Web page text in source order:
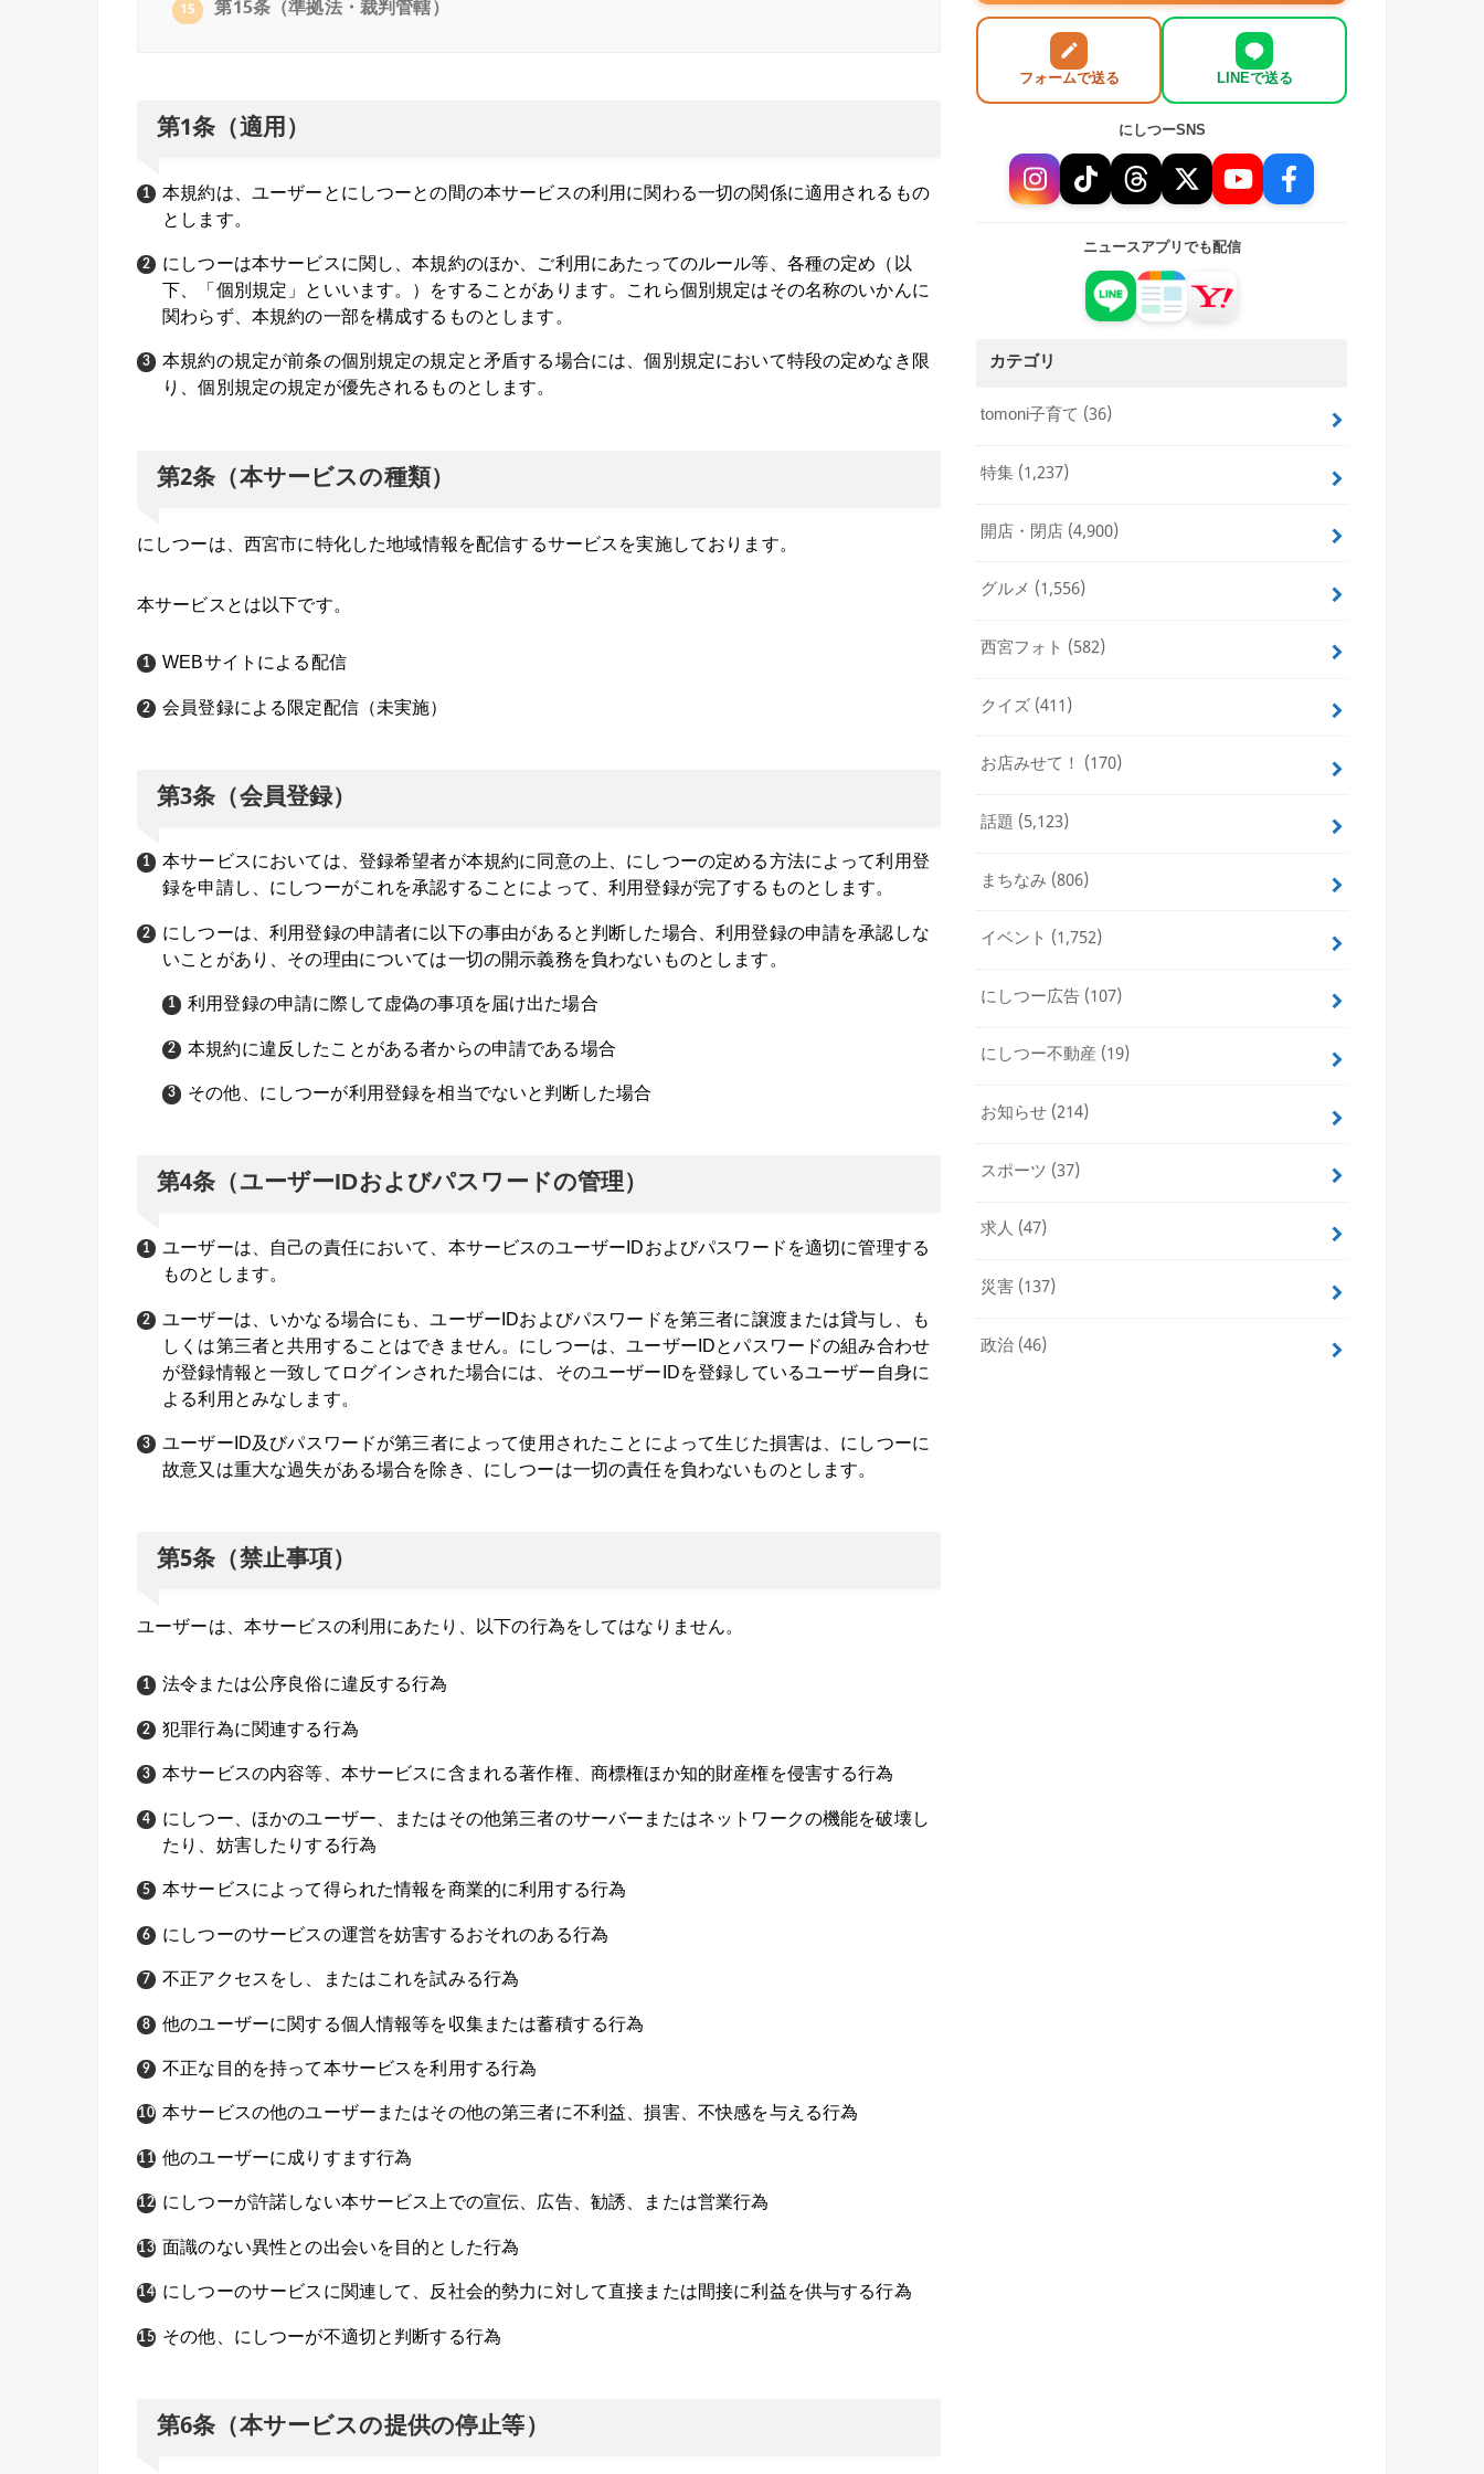
15 第15条（準拠法・裁判管轄）
第1条（適用）
本規約は、ユーザーとにしつーとの間の本サービスの利用に関わる一切の関係に適用されるもの
とします。
にしつーは本サービスに関し、本規約のほか、ご利用にあたってのルール等、各種の定め（以
下、「個別規定」といいます。）をすることがあります。これら個別規定はその名称のいかんに
関わらず、本規約の一部を構成するものとします。
本規約の規定が前条の個別規定の規定と矛盾する場合には、個別規定において特段の定めなき限
り、個別規定の規定が優先されるものとします。
第2条（本サービスの種類）
にしつーは、西宮市に特化した地域情報を配信するサービスを実施しております。
本サービスとは以下です。
WEBサイトによる配信
会員登録による限定配信（未実施）
第3条（会員登録）
本サービスにおいては、登録希望者が本規約に同意の上、にしつーの定める方法によって利用登
録を申請し、にしつーがこれを承認することによって、利用登録が完了するものとします。
にしつーは、利用登録の申請者に以下の事由があると判断した場合、利用登録の申請を承認しな
いことがあり、その理由については一切の開示義務を負わないものとします。
利用登録の申請に際して虚偽の事項を届け出た場合
本規約に違反したことがある者からの申請である場合
その他、にしつーが利用登録を相当でないと判断した場合
第4条（ユーザーIDおよびパスワードの管理）
ユーザーは、自己の責任において、本サービスのユーザーIDおよびパスワードを適切に管理する
ものとします。
ユーザーは、いかなる場合にも、ユーザーIDおよびパスワードを第三者に譲渡または貸与し、も
しくは第三者と共用することはできません。にしつーは、ユーザーIDとパスワードの組み合わせ
が登録情報と一致してログインされた場合には、そのユーザーIDを登録しているユーザー自身に
よる利用とみなします。
ユーザーID及びパスワードが第三者によって使用されたことによって生じた損害は、にしつーに
故意又は重大な過失がある場合を除き、にしつーは一切の責任を負わないものとします。
第5条（禁止事項）
ユーザーは、本サービスの利用にあたり、以下の行為をしてはなりません。
法令または公序良俗に違反する行為
犯罪行為に関連する行為
本サービスの内容等、本サービスに含まれる著作権、商標権ほか知的財産権を侵害する行為
にしつー、ほかのユーザー、またはその他第三者のサーバーまたはネットワークの機能を破壊し
たり、妨害したりする行為
本サービスによって得られた情報を商業的に利用する行為
にしつーのサービスの運営を妨害するおそれのある行為
不正アクセスをし、またはこれを試みる行為
他のユーザーに関する個人情報等を収集または蓄積する行為
不正な目的を持って本サービスを利用する行為
本サービスの他のユーザーまたはその他の第三者に不利益、損害、不快感を与える行為
他のユーザーに成りすます行為
にしつーが許諾しない本サービス上での宣伝、広告、勧誘、または営業行為
面識のない異性との出会いを目的とした行為
にしつーのサービスに関連して、反社会的勢力に対して直接または間接に利益を供与する行為
その他、にしつーが不適切と判断する行為
第6条（本サービスの提供の停止等）
フォームで送る LINEで送る
にしつーSNS
ニュースアプリでも配信
カテゴリ
tomoni子育て (36)
特集 (1,237)
開店・閉店 (4,900)
グルメ (1,556)
西宮フォト (582)
クイズ (411)
お店みせて！ (170)
話題 (5,123)
まちなみ (806)
イベント (1,752)
にしつー広告 (107)
にしつー不動産 (19)
お知らせ (214)
スポーツ (37)
求人 (47)
災害 (137)
政治 (46)